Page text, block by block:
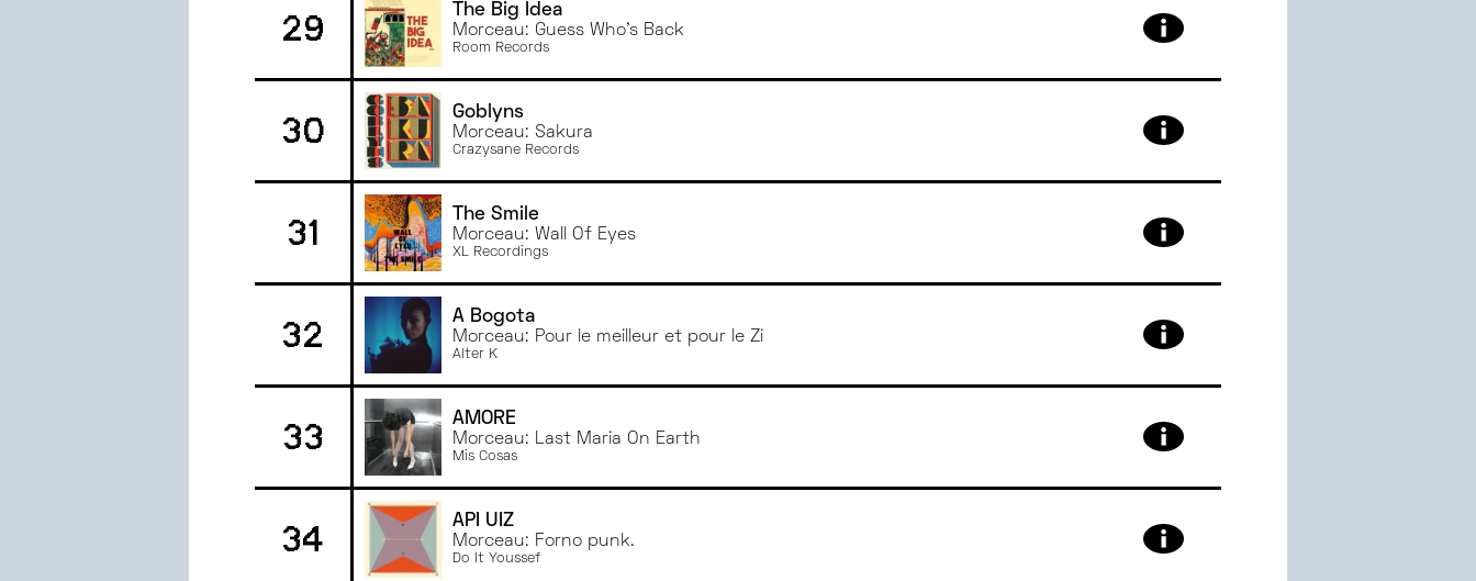
29 The Big Idea
Morceau: Guess Who's Back
Room Records
30 Goblyns
Morceau: Sakura
Crazysane Records
31 The Smile
Morceau: Wall Of Eyes
XL Recordings
32 A Bogota
Morceau: Pour le meilleur et pour le Zi
Alter K
33 AMORE
Morceau: Last Maria On Earth
Mis Cosas
34 API UIZ
Morceau: Forno punk.
Do It Youssef